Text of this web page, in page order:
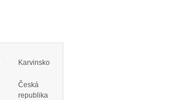
Karvinsko
Česká
republika